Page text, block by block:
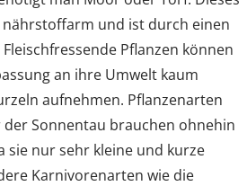
und ist durch einen
Pflanzen können
an ihre Umwelt kaum
aufnehmen. Pflanzenarten
Sonnentau brauchen ohnehin
sie nur sehr kleine und kurze
Karnivorenarten wie die